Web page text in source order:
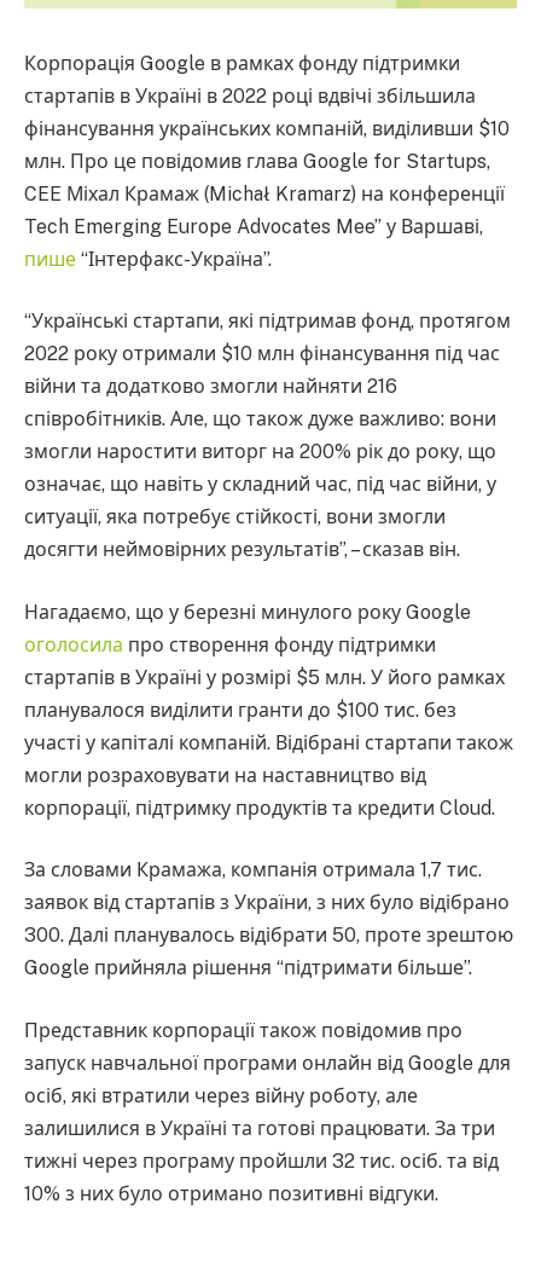
Корпорація Google в рамках фонду підтримки
стартапів в Україні в 2022 році вдвічі збільшила
фінансування українських компаній, виділивши $10
млн. Про це повідомив глава Google for Startups,
CEE Міхал Крамаж (Michał Kramarz) на конференції
Tech Emerging Europe Advocates Mee” у Варшаві,
пише “Інтерфакс-Україна”.
“Українські стартапи, які підтримав фонд, протягом
2022 року отримали $10 млн фінансування під час
війни та додатково змогли найняти 216
співробітників. Але, що також дуже важливо: вони
змогли наростити виторг на 200% рік до року, що
означає, що навіть у складний час, під час війни, у
ситуації, яка потребує стійкості, вони змогли
досягти неймовірних результатів”, – сказав він.
Нагадаємо, що у березні минулого року Google
оголосила про створення фонду підтримки
стартапів в Україні у розмірі $5 млн. У його рамках
планувалося виділити гранти до $100 тис. без
участі у капіталі компаній. Відібрані стартапи також
могли розраховувати на наставництво від
корпорації, підтримку продуктів та кредити Cloud.
За словами Крамажа, компанія отримала 1,7 тис.
заявок від стартапів з України, з них було відібрано
300. Далі планувалось відібрати 50, проте зрештою
Google прийняла рішення “підтримати більше”.
Представник корпорації також повідомив про
запуск навчальної програми онлайн від Google для
осіб, які втратили через війну роботу, але
залишилися в Україні та готові працювати. За три
тижні через програму пройшли 32 тис. осіб. та від
10% з них було отримано позитивні відгуки.